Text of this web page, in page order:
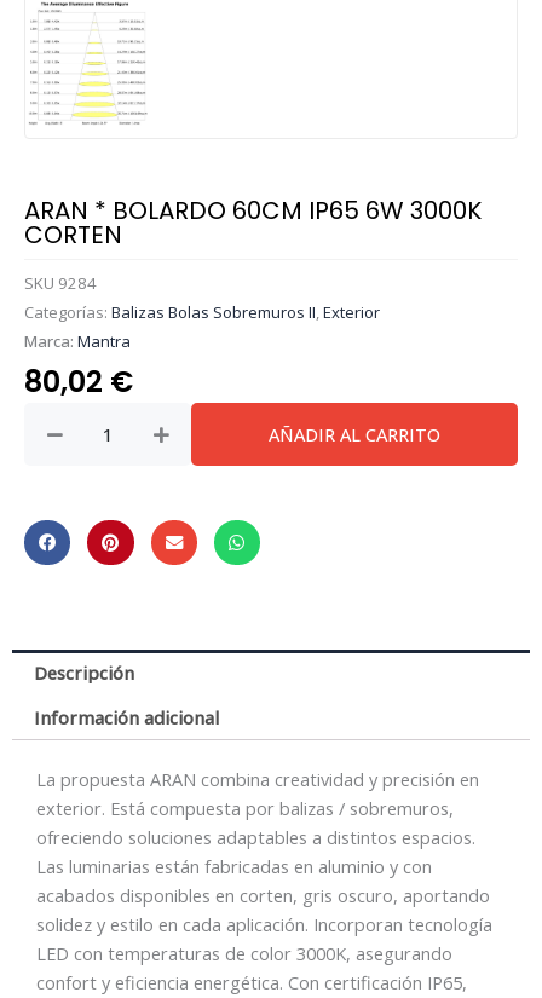
ARAN * BOLARDO 60CM IP65 6W 3000K
CORTEN
SKU 9284
Categorías: Balizas Bolas Sobremuros II Exterior
Marca: Mantra
80,02 €
IP65
6W
cantidad
AÑADIR AL CARRITO
Descripción
Información adicional
La propuesta ARAN combina creatividad y precisión en
exterior. Está compuesta por balizas / sobremuros,
ofreciendo soluciones adaptables a distintos espacios.
Las luminarias están fabricadas en aluminio y con
acabados disponibles en corten, gris oscuro, aportando
solidez y estilo en cada aplicación. Incorporan tecnología
LED con temperaturas de color 3000K, asegurando
confort y eficiencia energética. Con certificación IP65,